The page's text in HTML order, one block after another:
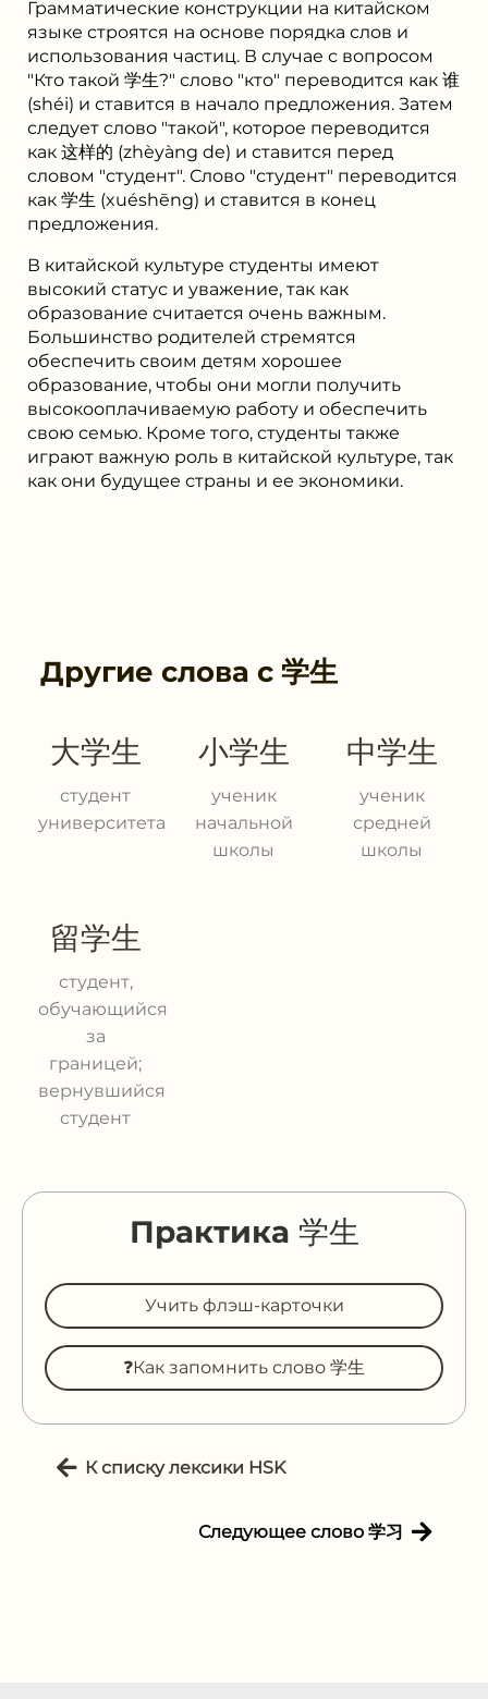
Грамматические конструкции на китайском
языке строятся на основе порядка слов и
использования частиц. В случае с вопросом
"Кто такой 学生?" слово "кто" переводится как 谁
(shéi) и ставится в начало предложения. Затем
следует слово "такой", которое переводится
как 这样的 (zhèyàng de) и ставится перед
словом "студент". Слово "студент" переводится
как 学生 (xuéshēng) и ставится в конец
предложения.
В китайской культуре студенты имеют
высокий статус и уважение, так как
образование считается очень важным.
Большинство родителей стремятся
обеспечить своим детям хорошее
образование, чтобы они могли получить
высокооплачиваемую работу и обеспечить
свою семью. Кроме того, студенты также
играют важную роль в китайской культуре, так
как они будущее страны и ее экономики.
Другие слова с 学生
大学生
студент
университета
小学生
ученик
начальной
школы
中学生
ученик
средней
школы
留学生
студент,
обучающийся
за
границей;
вернувшийся
студент
Практика 学生
Учить флэш-карточки
❓Как запомнить слово 学生
К списку лексики HSK
Следующее слово 学习